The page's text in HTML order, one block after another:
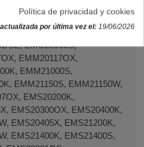
EMC28950S,
EMM20117OX,
EMM21000S,
EMM21150S, EMM21150W,
EMS20200K,
EMS20300OX, EMS20400K,
EMS20405X, EMS21200K,
EMS21400K, EMS21400S,
Política de privacidad y cookies
por última vez el: 19/06/2026